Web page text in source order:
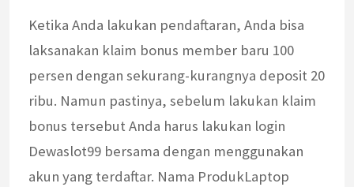
Ketika Anda lakukan pendaftaran, Anda bisa
laksanakan klaim bonus member baru 100
persen dengan sekurang-kurangnya deposit 20
ribu. Namun pastinya, sebelum lakukan klaim
bonus tersebut Anda harus lakukan login
Dewaslot99 bersama dengan menggunakan
akun yang terdaftar. Nama ProdukLaptop